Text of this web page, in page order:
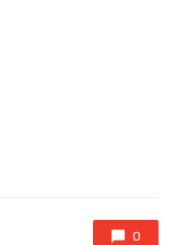
0